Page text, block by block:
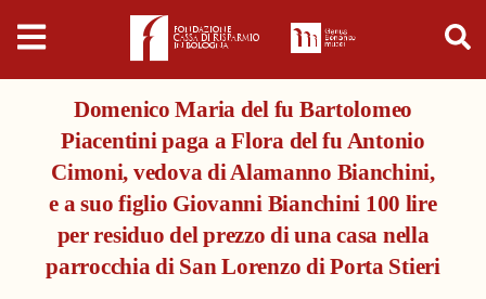
Digital
Humanities
Donazioni
Pubblicazioni
Collezioni
Domenico Maria del fu Bartolomeo
Piacentini paga a Flora del fu Antonio
Cimoni, vedova di Alamanno Bianchini,
e a suo figlio Giovanni Bianchini 100 lire
per residuo del prezzo di una casa nella
parrocchia di San Lorenzo di Porta Stieri